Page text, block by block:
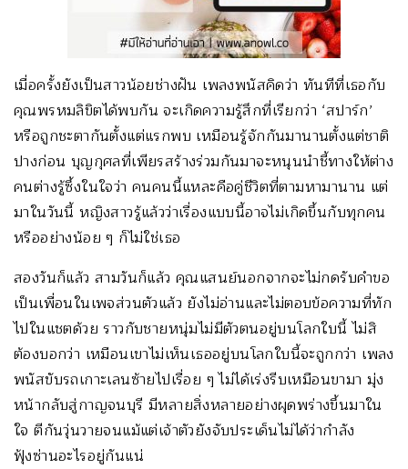
เมื่อครั้งยังเป็นสาวน้อยช่างฝัน เพลงพนัสคิดว่า ทันทีที่เธอกับ
คุณพรหมลิขิตได้พบกัน จะเกิดความรู้สึกที่เรียกว่า ‘สปาร์ก’
หรือถูกชะตากันตั้งแต่แรกพบ เหมือนรู้จักกันมานานตั้งแต่ชาติ
ปางก่อน บุญกุศลที่เพียรสร้างร่วมกันมาจะหนุนนำชี้ทางให้ต่าง
คนต่างรู้ซึ้งในใจว่า คนคนนี้แหละคือคู่ชีวิตที่ตามหามานาน แต่
มาในวันนี้ หญิงสาวรู้แล้วว่าเรื่องแบบนี้อาจไม่เกิดขึ้นกับทุกคน
หรืออย่างน้อย ๆ ก็ไม่ใช่เธอ
สองวันก็แล้ว สามวันก็แล้ว คุณแสนย์นอกจากจะไม่กดรับคำขอ
เป็นเพื่อนในเพจส่วนตัวแล้ว ยังไม่อ่านและไม่ตอบข้อความที่ทัก
ไปในแชตด้วย ราวกับชายหนุ่มไม่มีตัวตนอยู่บนโลกใบนี้ ไม่สิ
ต้องบอกว่า เหมือนเขาไม่เห็นเธออยู่บนโลกใบนี้จะถูกกว่า เพลง
พนัสขับรถเกาะเลนซ้ายไปเรื่อย ๆ ไม่ได้เร่งรีบเหมือนขามา มุ่ง
หน้ากลับสู่กาญจนบุรี มีหลายสิ่งหลายอย่างผุดพร่างขึ้นมาใน
ใจ ตีกันวุ่นวายจนแม้แต่เจ้าตัวยังจับประเด็นไม่ได้ว่ากำลัง
ฟุ้งซ่านอะไรอยู่กันแน่